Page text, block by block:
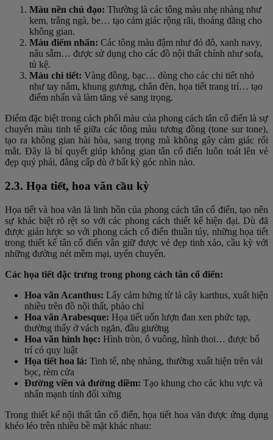
Màu nền chủ đạo: Thường là các tông màu nhẹ nhàng như
kem, trắng ngà, be… tạo cảm giác rộng rãi, thoáng đãng cho
không gian.
Màu điểm nhấn: Các tông màu đậm như đỏ đô, xanh navy,
nâu sẫm… được sử dụng cho các đồ nội thất chính như sofa,
tủ kệ.
Màu chi tiết: Vàng đồng, bạc… dùng cho các chi tiết nhỏ
như tay nắm, khung gương, chân đèn, họa tiết trang trí… tạo
điểm nhấn và làm tăng vẻ sang trọng.
Điểm đặc biệt trong cách phối màu của phong cách tân cổ điển là sự
chuyển màu tinh tế giữa các tông màu tương đồng (tone sur tone),
tạo ra không gian hài hòa, sang trọng mà không gây cảm giác rối
mắt. Đây là bí quyết giúp không gian tân cổ điển luôn toát lên vẻ
đẹp quý phái, đẳng cấp dù ở bất kỳ góc nhìn nào.
2.3. Họa tiết, hoa văn cầu kỳ
Họa tiết và hoa văn là linh hồn của phong cách tân cổ điển, tạo nên
sự khác biệt rõ rệt so với các phong cách thiết kế hiện đại. Dù đã
được giản lược so với phong cách cổ điển thuần túy, những họa tiết
trong thiết kế tân cổ điển vẫn giữ được vẻ đẹp tinh xảo, cầu kỳ với
những đường nét mềm mại, uyển chuyển.
Các họa tiết đặc trưng trong phong cách tân cổ điển:
Hoa văn Acanthus: Lấy cảm hứng từ lá cây karthus, xuất hiện
nhiều trên đồ nội thất, phào chỉ
Hoa văn Arabesque: Họa tiết uốn lượn đan xen phức tạp,
thường thấy ở vách ngăn, đầu giường
Hoa văn hình học: Hình tròn, ô vuông, hình thoi… được bố
trí có quy luật
Họa tiết hoa lá: Tinh tế, nhẹ nhàng, thường xuất hiện trên vải
bọc, rèm cửa
Đường viền và đường diềm: Tạo khung cho các khu vực và
nhấn mạnh tính đối xứng
Trong thiết kế nội thất tân cổ điển, họa tiết hoa văn được ứng dụng
khéo léo trên nhiều bề mặt khác nhau: